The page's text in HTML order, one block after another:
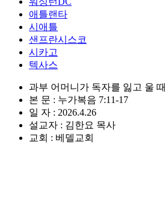
애틀랜타
시애틀
샌프란시스코
시카고
텍사스
과부 어머니가 독자를 잃고 울 때
본 문 : 누가복음 7:11-17
일 자 : 2026.4.26
설교자 : 김한요 목사
교회 : 베델교회